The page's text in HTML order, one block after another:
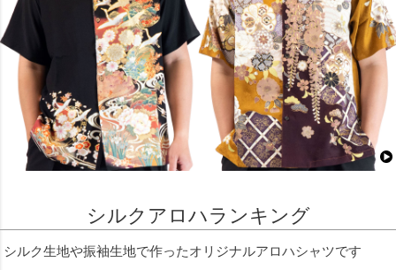
シルクアロハランキング
シルク生地や振袖生地で作ったオリジナルアロハシャツです